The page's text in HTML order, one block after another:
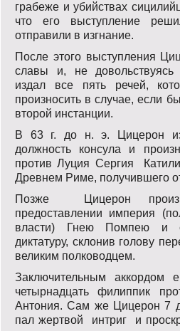
грабеже и убийствах
что его выступление
отправили в изгнание.
После этого выступления
славы и, не довольствуясь
издал все пять речей,
произносить в случае, если
второй инстанции.
В 63 г. до н. э. Цицерон
должность консула и
против Луция Сергия
Древнем Риме, получившего
Позже Цицерон
предоставлении империя
власти) Гнею Помпею и
диктатуру, склонив голову
великим полководцем.
Заключительным аккордом
четырнадцать филиппик
Антония. Сам же Цицерон 7
пал жертвой интриг и